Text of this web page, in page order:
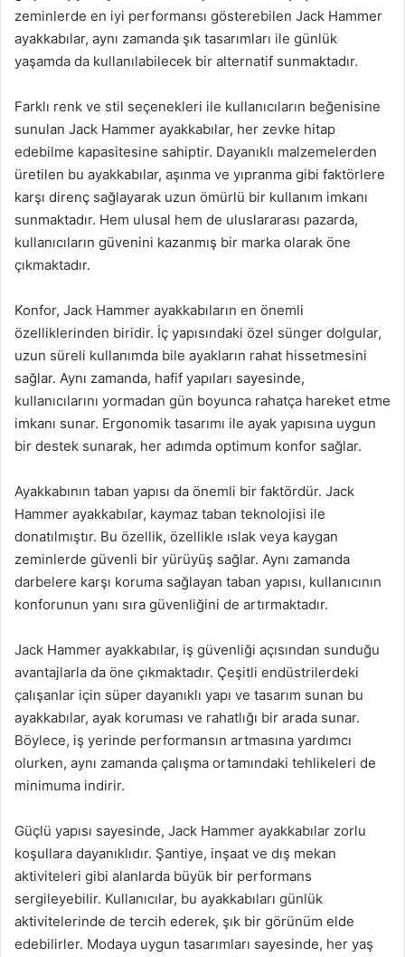
zeminlerde en iyi performansı gösterebilen Jack Hammer
ayakkabılar, aynı zamanda şık tasarımları ile günlük
yaşamda da kullanılabilecek bir alternatif sunmaktadır.
Farklı renk ve stil seçenekleri ile kullanıcıların beğenisine
sunulan Jack Hammer ayakkabılar, her zevke hitap
edebilme kapasitesine sahiptir. Dayanıklı malzemelerden
üretilen bu ayakkabılar, aşınma ve yıpranma gibi faktörlere
karşı direnç sağlayarak uzun ömürlü bir kullanım imkanı
sunmaktadır. Hem ulusal hem de uluslararası pazarda,
kullanıcıların güvenini kazanmış bir marka olarak öne
çıkmaktadır.
Konfor, Jack Hammer ayakkabıların en önemli
özelliklerinden biridir. İç yapısındaki özel sünger dolgular,
uzun süreli kullanımda bile ayakların rahat hissetmesini
sağlar. Aynı zamanda, hafif yapıları sayesinde,
kullanıcılarını yormadan gün boyunca rahatça hareket etme
imkanı sunar. Ergonomik tasarımı ile ayak yapısına uygun
bir destek sunarak, her adımda optimum konfor sağlar.
Ayakkabının taban yapısı da önemli bir faktördür. Jack
Hammer ayakkabılar, kaymaz taban teknolojisi ile
donatılmıştır. Bu özellik, özellikle ıslak veya kaygan
zeminlerde güvenli bir yürüyüş sağlar. Aynı zamanda
darbelere karşı koruma sağlayan taban yapısı, kullanıcının
konforunun yanı sıra güvenliğini de artırmaktadır.
Jack Hammer ayakkabılar, iş güvenliği açısından sunduğu
avantajlarla da öne çıkmaktadır. Çeşitli endüstrilerdeki
çalışanlar için süper dayanıklı yapı ve tasarım sunan bu
ayakkabılar, ayak koruması ve rahatlığı bir arada sunar.
Böylece, iş yerinde performansın artmasına yardımcı
olurken, aynı zamanda çalışma ortamındaki tehlikeleri de
minimuma indirir.
Güçlü yapısı sayesinde, Jack Hammer ayakkabılar zorlu
koşullara dayanıklıdır. Şantiye, inşaat ve dış mekan
aktiviteleri gibi alanlarda büyük bir performans
sergileyebilir. Kullanıcılar, bu ayakkabıları günlük
aktivitelerinde de tercih ederek, şık bir görünüm elde
edebilirler. Modaya uygun tasarımları sayesinde, her yaş